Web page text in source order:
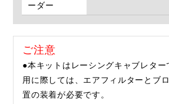
ーダー
ご注意
●本キットはレーシングキャブレター
用に際しては、エアフィルターとブ
置の装着が必要です。